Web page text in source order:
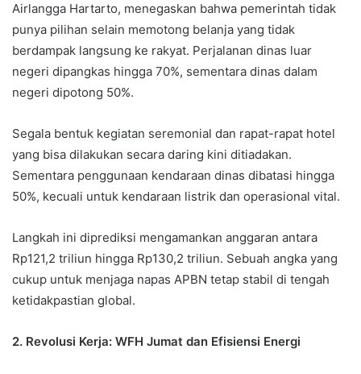
Airlangga Hartarto, menegaskan bahwa pemerintah tidak
punya pilihan selain memotong belanja yang tidak
berdampak langsung ke rakyat. Perjalanan dinas luar
negeri dipangkas hingga 70%, sementara dinas dalam
negeri dipotong 50%.
Segala bentuk kegiatan seremonial dan rapat-rapat hotel
yang bisa dilakukan secara daring kini ditiadakan.
Sementara penggunaan kendaraan dinas dibatasi hingga
50%, kecuali untuk kendaraan listrik dan operasional vital.
Langkah ini diprediksi mengamankan anggaran antara
Rp121,2 triliun hingga Rp130,2 triliun. Sebuah angka yang
cukup untuk menjaga napas APBN tetap stabil di tengah
ketidakpastian global.
2. Revolusi Kerja: WFH Jumat dan Efisiensi Energi